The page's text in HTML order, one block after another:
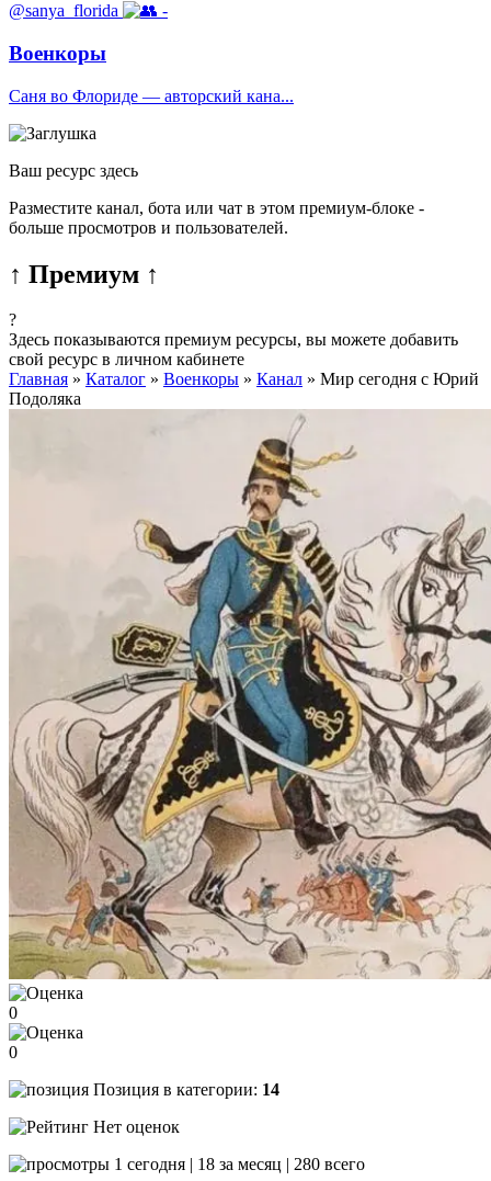
@sanya_florida -
Военкоры
Саня во Флориде — авторский кана...
Ваш ресурс здесь
Разместите канал, бота или чат в этом премиум-блоке -
больше просмотров и пользователей.
↑ Премиум ↑
?
Здесь показываются премиум ресурсы, вы можете добавить
свой ресурс в личном кабинете
Главная » Каталог » Военкоры » Канал » Мир сегодня с Юрий
Подоляка
0
0
Позиция в категории: 14
Нет оценок
1 сегодня | 18 за месяц | 280 всего